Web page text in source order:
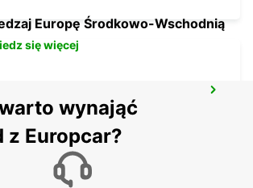
- GERMANY
Europę Środkowo-Wschodnią
się więcej
wynająć
z Europcar?